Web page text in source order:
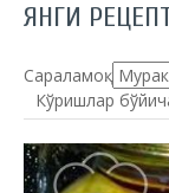
ЯНГИ
Сараламоқ:
Кўришлар